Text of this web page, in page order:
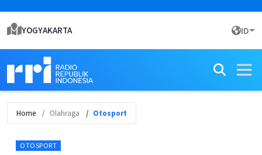
YOGYAKARTA ID
Home Olahraga Otosport
OTOSPORT